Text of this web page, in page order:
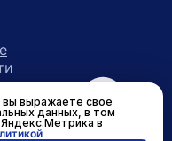
на главную
вы выражаете свое
данных, в том
в